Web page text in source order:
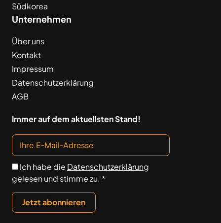
Südkorea
Unternehmen
Über uns
Kontakt
Impressum
Datenschutzerklärung
AGB
Immer auf dem aktuellsten Stand!
Ich habe die Datenschutzerklärung
gelesen und stimme zu. *
Jetzt abonnieren